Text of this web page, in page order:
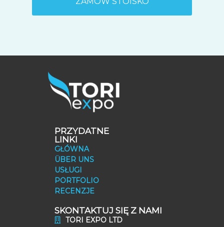
PRZYDATNE
LINKI
GŁÓWNA
ÜBER UNS
USŁUGI
PORTFOLIO
RECENZJE
SKONTAKTUJ SIĘ Z NAMI
TORI EXPO LTD